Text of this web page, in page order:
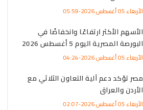
الأربعاء 05 أغسطس 2026-05:59
الأسهم الأكثر ارتفاعًا وانخفاضًا في
البورصة المصرية اليوم 5 أغسطس 2026
الأربعاء 05 أغسطس 2026-04:24
مصر تؤكد دعم آلية التعاون الثلاثي مع
الأردن والعراق
الأربعاء 05 أغسطس 2026-02:07